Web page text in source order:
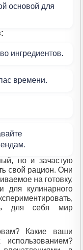
основой для
ингредиентов.
времени.
но и зачастую
свой рацион. Они
на готовку,
для кулинарного
для себя мир
Какие ваши